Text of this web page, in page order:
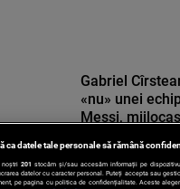
Gabriel
«nu» unei
Messi,
ca datele tale personale să rămână
201 stocăm și/sau accesăm informații pe
datelor cu caracter personal. Puteți accepta sau
pe pagina cu politica de confidențialitate. Aceste